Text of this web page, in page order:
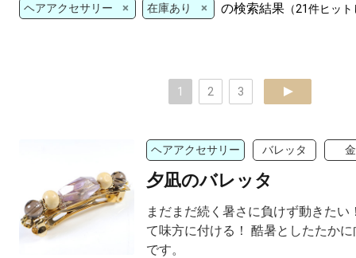
ヘアアクセサリー × 在庫あり × の検索結果 （21件ヒッ
1 2 3 next
ヘアアクセサリー バレッタ
夕凪のバレッタ
まだまだ続く暑さに負けず動きたい
て味方に付ける！ 酷暑としたたか
です。